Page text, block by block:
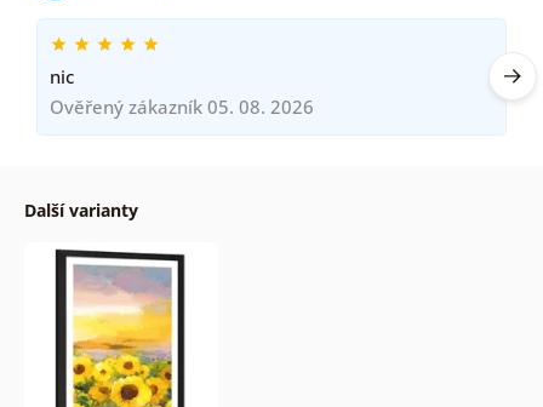
nic
Ověřený zákazník 05. 08. 2026
Další varianty